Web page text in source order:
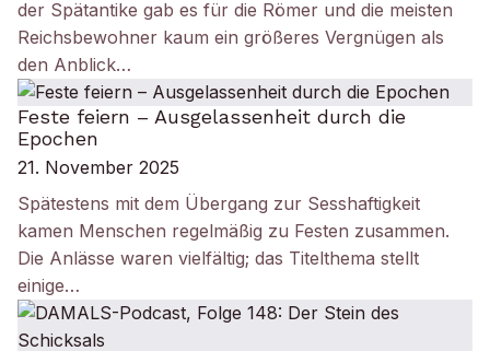
der Spätantike gab es für die Römer und die meisten
Reichsbewohner kaum ein größeres Vergnügen als
den Anblick…
Feste feiern – Ausgelassenheit durch die
Epochen
21. November 2025
Spätestens mit dem Übergang zur Sesshaftigkeit
kamen Menschen regelmäßig zu Festen zusammen.
Die Anlässe waren vielfältig; das Titelthema stellt
einige…